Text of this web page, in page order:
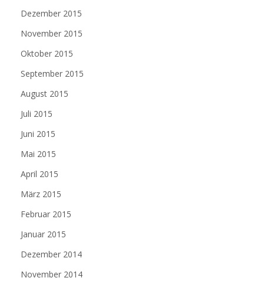
Dezember 2015
November 2015
Oktober 2015
September 2015
August 2015
Juli 2015
Juni 2015
Mai 2015
April 2015
März 2015
Februar 2015
Januar 2015
Dezember 2014
November 2014